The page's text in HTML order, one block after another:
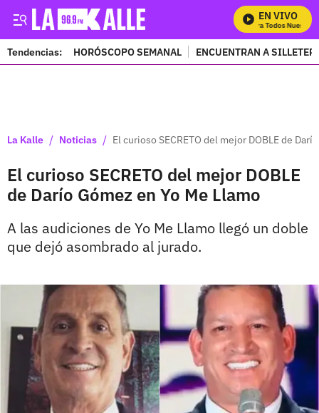
EN VIVO
Mira Todos Nuestros
Tendencias: HORÓSCOPO SEMANAL ENCUENTRAN A
La Kalle / Noticias / El curioso SECRETO del mejor DOBLE de
El curioso SECRETO del mejor DOBLE
de Darío Gómez en Yo Me Llamo
A las audiciones de Yo Me Llamo llegó un doble
que dejó asombrado al jurado.